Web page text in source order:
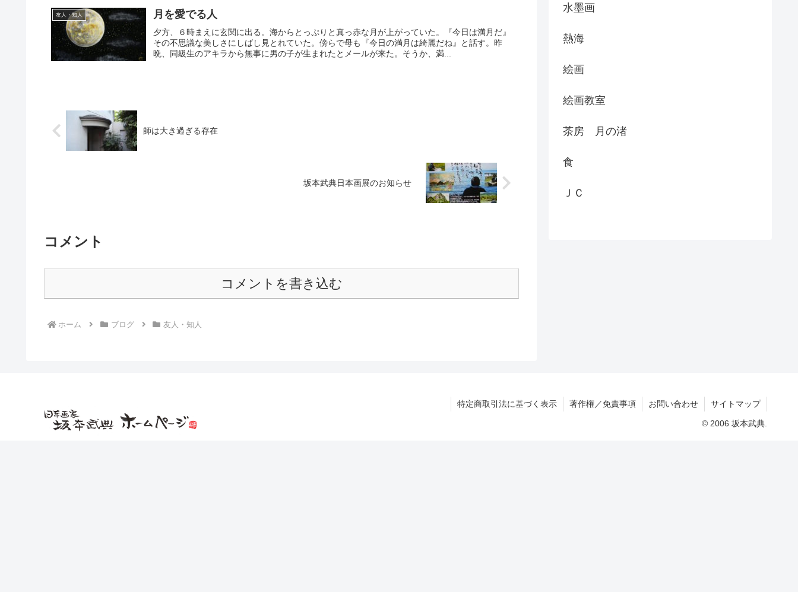
友人・知人 月を愛でる人
夕方、６時まえに玄関に出る。海からとっぷりと真っ赤な月が上がっていた。『今日は満月だ』
その不思議な美しさにしばし見とれていた。傍らで母も『今日の満月は綺麗だね』と話す。昨
晩、同級生のアキラから無事に男の子が生まれたとメールが来た。そうか、満...
師は大き過ぎる存在
坂本武典日本画展のお知らせ
コメント
コメントを書き込む
ホーム ブログ 友人・知人
水墨画
熱海
絵画
絵画教室
茶房 月の渚
食
ＪＣ
特定商取引法に基づく表示 著作権／免責事項 お問い合わせ サイトマップ
© 2006 坂本武典.